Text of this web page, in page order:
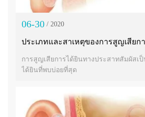
06-30 / 2020
ประเภทและสาเหตุของการสูญเสียก
การสูญเสียการได้ยินทางประสาทสัมผัสเ
ได้ยินที่พบบ่อยที่สุด